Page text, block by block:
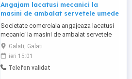
Angajam lacatusi mecanici la
masini de ambalat servetele umede
Societate comerciala angajeaza lacatusi
mecanici la masini de ambalat servetele
umede si produse lichide.
Galati, Galati
ieri 15:01
Telefon validat